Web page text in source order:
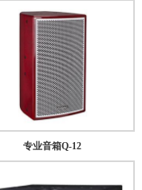
专业音箱Q-12